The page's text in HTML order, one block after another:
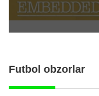
Futbol obzorlar